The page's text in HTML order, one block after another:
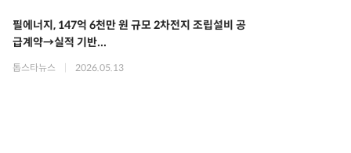
필에너지, 147억 6천만 원 규모 2차전지 조립설비 공
급계약→실적 기반...
톱스타뉴스 2026.05.13